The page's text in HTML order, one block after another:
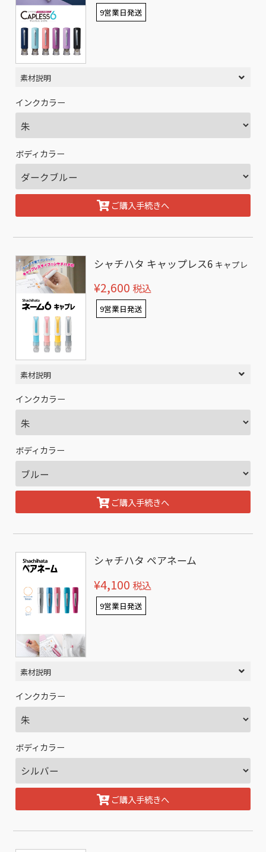
9営業日発送
素材説明
インクカラー
ボディカラー
ご購入手続きへ
シャチハタ キャップレス6 キャプレ
¥2,600 税込
9営業日発送
素材説明
インクカラー
ボディカラー
ご購入手続きへ
シャチハタ ペアネーム
¥4,100 税込
9営業日発送
素材説明
インクカラー
ボディカラー
ご購入手続きへ